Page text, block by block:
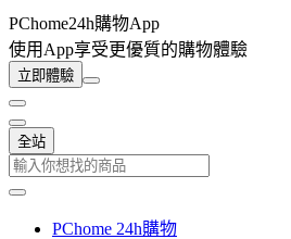
PChome24h購物App
使用App享受更優質的購物體驗
立即體驗
全站
PChome 24h購物